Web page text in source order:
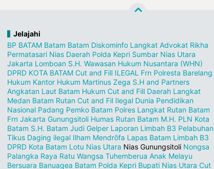
Jelajahi
BP BATAM Batam Batam Diskominfo Langkat Advokat Rikha
Permatasari Nias Daerah Polda Kepri Sumbar Nias Utara
Jakarta Lomboan S.H. Wawasan Hukum Nusantara (WHN)
DPRD KOTA BATAM Cut and Fill ILEGAL Frn Polresta Barelang
Hukum Kantor Hukum Martinus Zega S.H and Partners
Angkatan Laut Batam Hukum Cut and Fill Daerah Langkat
Medan Batam Rutan Cut and Fil Ilegal Dunia Pendidikan
Nasional Padang Pemko Batam Polres Langkat Rutan Batam
Frn Jakarta Gunungsitoli Humas Rutan Batam M.H. PLN Kota
Batam S.H. Batam Judi Gelper Laporan Limbah B3 Pelabuhan
Tikus Daging ilegal Ilham Mendrōfa Lapas Batam Limbah B3
DPRD Kota Batam Lotu Nias Utara Nias Gunungsitoli Nongsa
Palangka Raya Ratu Wangsa Tuhemberua Anak Melayu
Bersuara Banuagea Batam Polda Kepri Bupati Nias Utara Cut